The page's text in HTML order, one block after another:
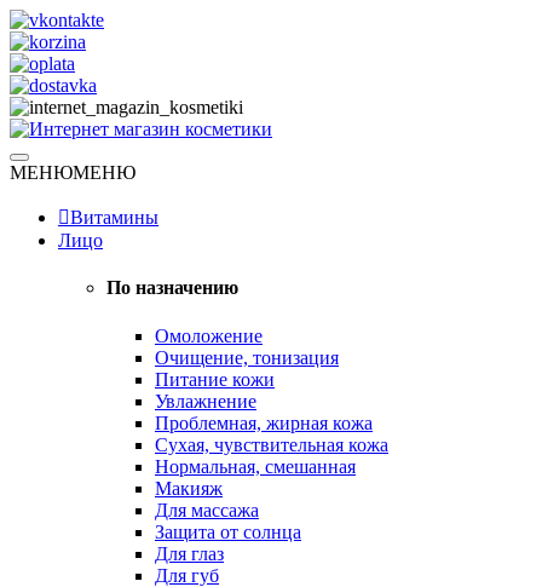
Skip
to
content
Интернет магазин косметики
Натуральная косметика
МЕНЮМЕНЮ
Витамины
Лицо
По назначению
Омоложение
Очищение, тонизация
Питание кожи
Увлажнение
Проблемная, жирная кожа
Сухая, чувствительная кожа
Нормальная, смешанная
Макияж
Для массажа
Защита от солнца
Для глаз
Для губ